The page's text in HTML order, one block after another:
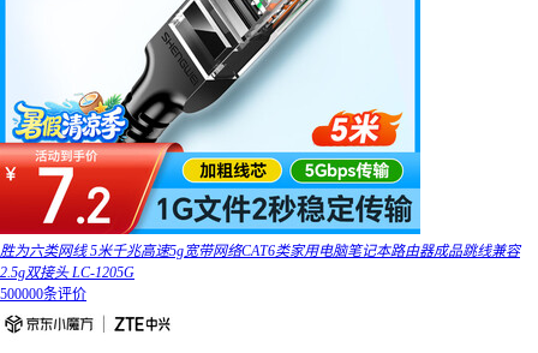
胜为六类网线 5米千兆高速5g宽带网络CAT6类家用电脑笔记本路由器成品跳线兼容
2.5g双接头 LC-1205G
500000条评价